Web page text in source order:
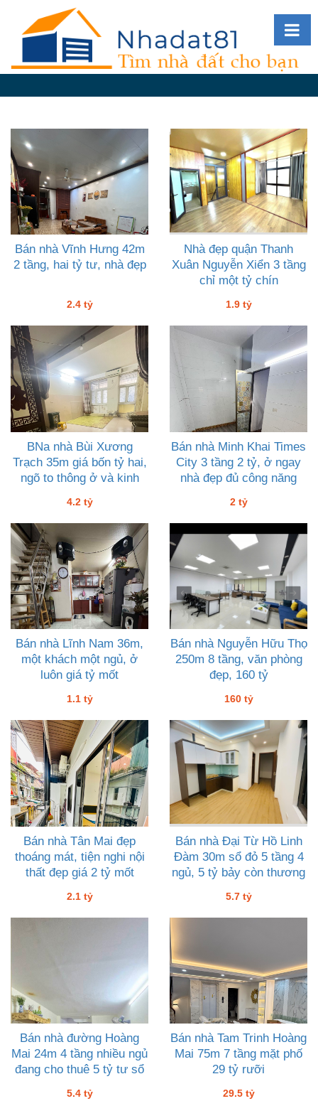
đàn
Giới
Tin
đất
videos
Tìm
kiếm
Đăng
Bán nhà Vĩnh Hưng 42m
2 tầng, hai tỷ tư, nhà đẹp
2.4 tỷ
Nhà đẹp quận Thanh
Xuân Nguyễn Xiển 3 tầng
chỉ một tỷ chín
1.9 tỷ
BNa nhà Bùi Xương
Trạch 35m giá bốn tỷ hai,
ngõ to thông ở và kinh
4.2 tỷ
Bán nhà Minh Khai Times
City 3 tầng 2 tỷ, ở ngay
nhà đẹp đủ công năng
2 tỷ
Bán nhà Lĩnh Nam 36m,
một khách một ngủ, ở
luôn giá tỷ mốt
1.1 tỷ
Bán nhà Nguyễn Hữu Thọ
250m 8 tầng, văn phòng
đẹp, 160 tỷ
160 tỷ
Bán nhà Tân Mai đẹp
thoáng mát, tiện nghi nội
thất đẹp giá 2 tỷ mốt
2.1 tỷ
Bán nhà Đại Từ Hồ Linh
Đàm 30m sổ đỏ 5 tầng 4
ngủ, 5 tỷ bảy còn thương
5.7 tỷ
Bán nhà đường Hoàng
Mai 24m 4 tầng nhiều ngủ
đang cho thuê 5 tỷ tư sổ
5.4 tỷ
Bán nhà Tam Trinh Hoàng
Mai 75m 7 tầng mặt phố
29 tỷ rưỡi
29.5 tỷ